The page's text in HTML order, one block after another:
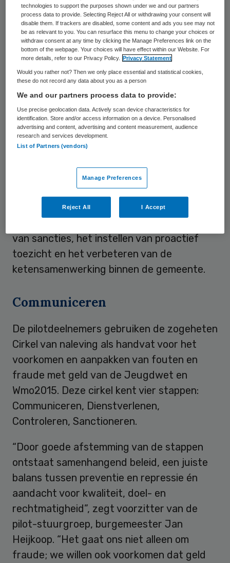
gemeenten Cromstrijen, Gorinchem,
Schiedam, de Drechtsteden,
Serviceorganisatie Jeugd ZHZ,
uitvoeringsorganisatie ROGplus,
zorgverzekeraars DSW en VGZ, Per Saldo
belangenvereniging voor mensen met een
Pgb, VNG en ministerie van VWS.
Nadat de Erasmus Universiteit met haar
onderzoeksresultaten was gekomen, kozen
hun eigen aandachtspunten. Variërend van
het geven van voorlichting en het instellen
van een meldpunt, tot aan het onderzoeken
van sancties, het instellen van proactief
toezicht en het verbeteren van de
ketensamenwerking binnen de gemeente.
Communiceren
De pilotdeelnemers gebruiken de zogeheten
Cirkel van naleving als handvat voor het
voorkomen en aanpakken van fouten en
fraude met geld van de Jeugdwet en
Wmo2015. Deze cirkel kent vier stappen:
Communiceren, Dienstverlenen,
Controleren, Sanctioneren.
“Door goede afstemming van de stappen
ontstaat samenhangend beleid, een juiste
balans tussen preventie en repressie én
aandacht voor kwaliteit, doel- en
rechtmatigheid”, zegt voorzitter van de
pilot-stuurgroep, burgemeester Jan
Heijkoop. “Het gaat ons niet alleen om
fraude; we willen ook voorkomen dat geld
technologies to support the purposes shown under we and our partners
process data to provide. Selecting Reject All or withdrawing your consent will
disable them. If trackers are disabled, some content and ads you see may not
be as relevant to you. You can resurface this menu to change your choices or
withdraw consent at any time by clicking the Manage Preferences link on the
bottom of the webpage. Your choices will have effect within our Website. For
more details, refer to our Privacy Policy.
Privacy Statement
Would you rather not? Then we only place essential and statistical cookies,
these do not record any data about you as a person
We and our partners process data to provide:
Use precise geolocation data. Actively scan device characteristics for
identification. Store and/or access information on a device. Personalised
advertising and content, advertising and content measurement, audience
research and services development.
List of Partners (vendors)
Manage Preferences
Reject All I Accept